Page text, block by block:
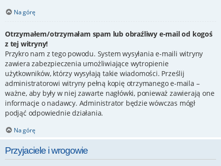
Na górę
Otrzymałem/otrzymałam spam lub obraźliwy e-mail od kogoś
z tej witryny!
Przykro nam z tego powodu. System wysyłania e-maili witryny
zawiera zabezpieczenia umożliwiające wytropienie
użytkowników, którzy wysyłają takie wiadomości. Prześlij
administratorowi witryny pełną kopię otrzymanego e-maila –
ważne, aby były w niej zawarte nagłówki, ponieważ zawierają one
informacje o nadawcy. Administrator będzie wówczas mógł
podjąć odpowiednie działania.
Na górę
Przyjaciele i wrogowie